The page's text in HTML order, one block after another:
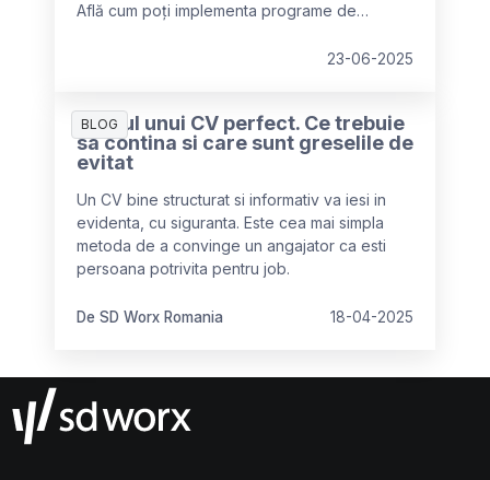
Află cum poți implementa programe de
îmbunătățesc retenția angajaților și scad23-06-2025
BLOG
Ghidul unui CV perfect. Ce trebuie
sa contina si care sunt greselile de
evitat
Un CV bine structurat si informativ va iesi in
evidenta, cu siguranta. Este cea mai simpla
metoda de a convinge un angajator ca esti
persoana potrivita pentru job.
De SD Worx Romania 18-04-2025